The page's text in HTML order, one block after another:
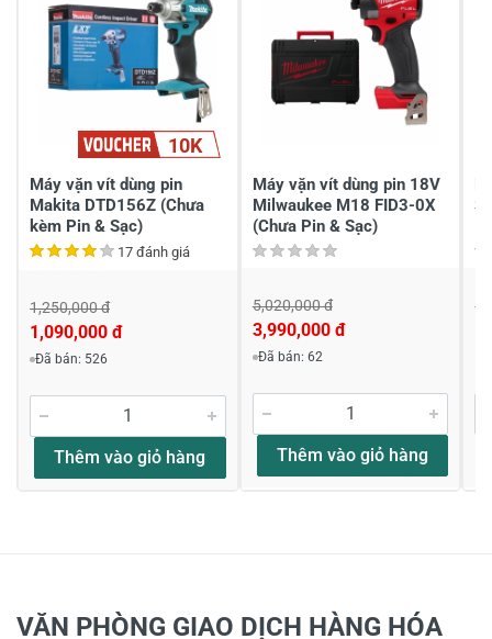
10K
Máy vặn vít dùng pin
Makita DTD156Z (Chưa
kèm Pin & Sạc)
17 đánh giá
1,250,000 đ
1,090,000 đ
Đã bán: 526
Thêm vào giỏ hàng
Máy vặn vít dùng pin 18V
Milwaukee M18 FID3-0X
(Chưa Pin & Sạc)
5,020,000 đ
3,990,000 đ
Đã bán: 62
Thêm vào giỏ hàng
VĂN PHÒNG GIAO DỊCH HÀNG HÓA